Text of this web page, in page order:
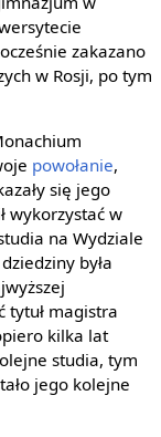
zakazano
w Rosji, po tym
powołanie,
się jego
wykorzystać w
na Wydziale
była
tytuł magistra
kilka lat
studia, tym
jego kolejne